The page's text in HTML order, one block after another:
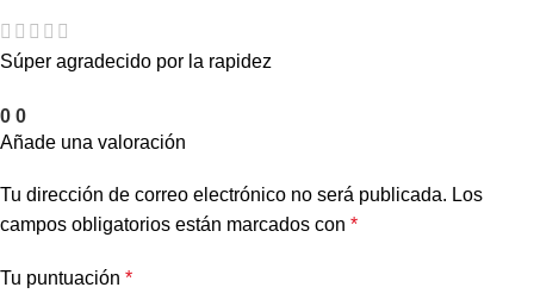
Súper agradecido por la rapidez
0 0
Añade una valoración
Tu dirección de correo electrónico no será publicada. Los
campos obligatorios están marcados con *
Tu puntuación *